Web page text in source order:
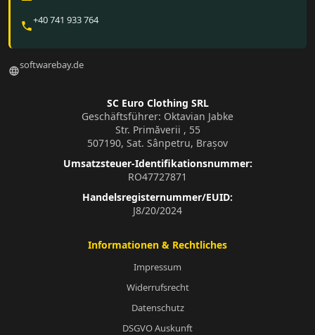
phone+40 741 933 764
languagesoftwarebay.de
SC Euro Clothing SRL
Geschäftsführer: Oktavian Jabke
Str. Primăverii , 55
507190, Sat. Sânpetru, Brașov
Umsatzsteuer-Identifikationsnummer:
RO47727871
Handelsregisternummer/EUID:
J8/20/2024
Informationen & Rechtliches
Impressum
Widerrufsrecht
Datenschutz
DSGVO Auskunft